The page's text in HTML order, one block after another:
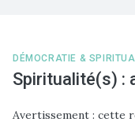
DÉMOCRATIE &
Spiritualité(s) :
Avertissement : cette